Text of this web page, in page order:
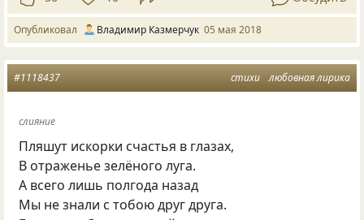
Опубликовал Владимир Казмерчук 05 мая 2018
стихи любовная лирика
#1118437
слияние
Пляшут искорки счастья в глазах,
В отраженье зелёного луга.
А всего лишь полгода назад
Мы не знали с тобою друг друга.